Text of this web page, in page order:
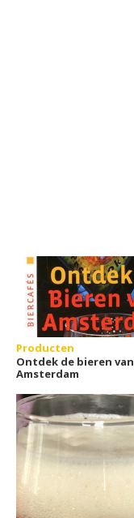
Producten
Ontdek de bieren van
Amsterdam